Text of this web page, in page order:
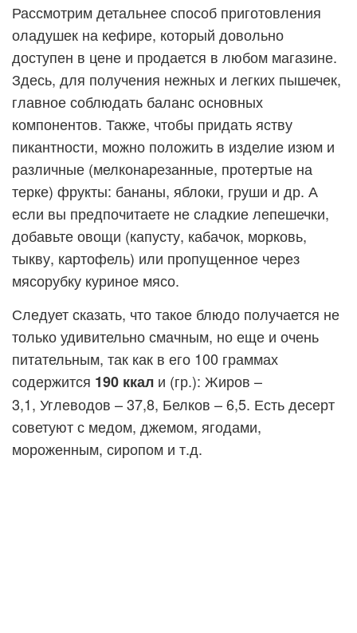
Рассмотрим детальнее способ приготовления
оладушек на кефире, который довольно
доступен в цене и продается в любом магазине.
Здесь, для получения нежных и легких пышечек,
главное соблюдать баланс основных
компонентов. Также, чтобы придать яству
пикантности, можно положить в изделие изюм и
различные (мелконарезанные, протертые на
терке) фрукты: бананы, яблоки, груши и др. А
если вы предпочитаете не сладкие лепешечки,
добавьте овощи (капусту, кабачок, морковь,
тыкву, картофель) или пропущенное через
мясорубку куриное мясо.
Следует сказать, что такое блюдо получается не
только удивительно смачным, но еще и очень
питательным, так как в его 100 граммах
содержится 190 ккал и (гр.): Жиров –
3,1, Углеводов – 37,8, Белков – 6,5. Есть десерт
советуют с медом, джемом, ягодами,
мороженным, сиропом и т.д.